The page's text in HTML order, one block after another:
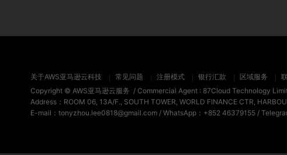
关于AWS亚马逊云科技 常见问题 注册模式 银行汇款 区域服务
Copyright © AWS亚马逊云服务 / Commercial Agent : 87Cloud Technology
Address：ROOM 06, 13A/F., SOUTH TOWER, WORLD FINANCE CTR,
E-mail：tonyzhou.lee0818@gmail.com / WhatsApp：+852 46379155 /